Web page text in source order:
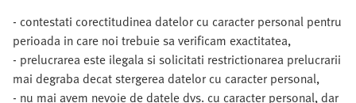
- contestati corectitudinea datelor cu caracter personal pentru
perioada in care noi trebuie sa verificam exactitatea,
- prelucrarea este ilegala si solicitati restrictionarea prelucrarii
mai degraba decat stergerea datelor cu caracter personal,
- nu mai avem nevoie de datele dvs. cu caracter personal, dar